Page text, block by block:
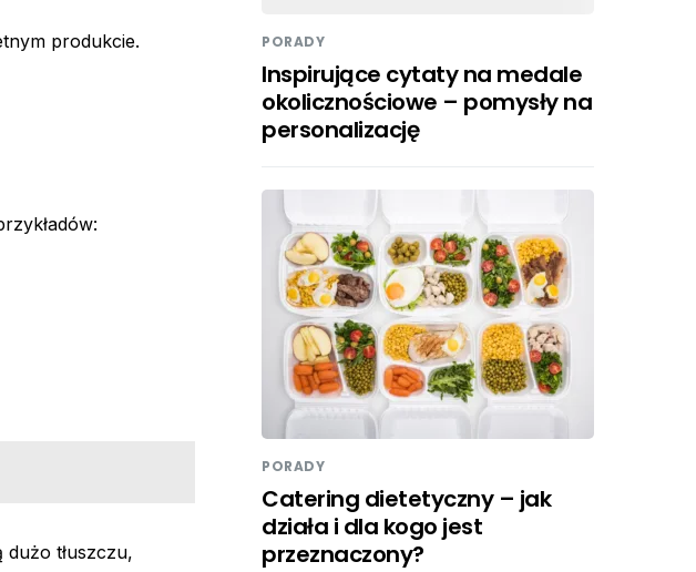
produkcie.
tłuszczu,
PORADY
Inspirujące cytaty na medale
okolicznościowe – pomysły na
personalizację
PORADY
Catering dietetyczny – jak
działa i dla kogo jest
przeznaczony?